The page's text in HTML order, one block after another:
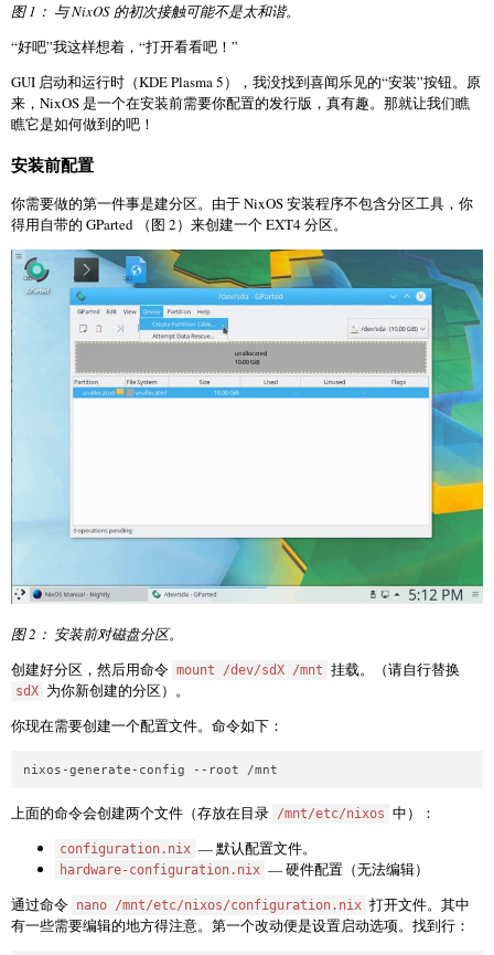
图 1： 与 NixOS 的初次接触可能不是太和谐。
“好吧”我这样想着，“打开看看吧！”
GUI 启动和运行时（KDE Plasma 5），我没找到喜闻乐见的“安装”按钮。原
来，NixOS 是一个在安装前需要你配置的发行版，真有趣。那就让我们瞧
瞧它是如何做到的吧！
安装前配置
你需要做的第一件事是建分区。由于 NixOS 安装程序不包含分区工具，你
得用自带的 GParted （图 2）来创建一个 EXT4 分区。
图 2： 安装前对磁盘分区。
创建好分区，然后用命令 mount /dev/sdX /mnt 挂载。（请自行替换
sdX 为你新创建的分区）。
你现在需要创建一个配置文件。命令如下：
上面的命令会创建两个文件（存放在目录 /mnt/etc/nixos 中）：
configuration.nix — 默认配置文件。
hardware-configuration.nix — 硬件配置（无法编辑）
通过命令 nano /mnt/etc/nixos/configuration.nix 打开文件。其中
有一些需要编辑的地方得注意。第一个改动便是设置启动选项。找到行：